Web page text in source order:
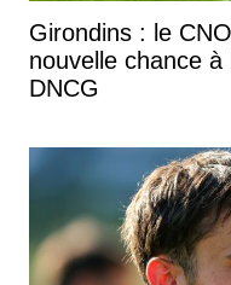
Girondins : le
nouvelle chance
DNCG